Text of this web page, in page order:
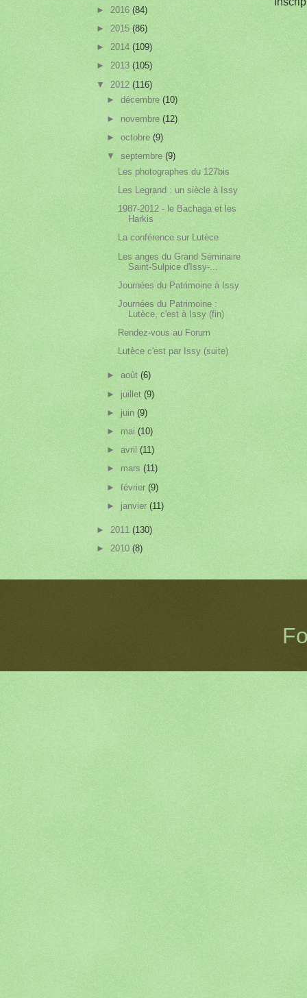
► 2016 (84)
► 2015 (86)
► 2014 (109)
► 2013 (105)
▼ 2012 (116)
►décembre(10)
► novembre(12)
►octobre(9)
▼septembre(9)
Les photographes du 127bis
Les Legrand : un siècle à Issy
1987-2012 - le Bachaga et les
Harkis
La conférence sur Lutèce
Les anges du Grand Séminaire
Saint-Sulpice d'Issy-...
Journées du Patrimoine à Issy
Journées du Patrimoine :
Lutèce, c'est à Issy (fin)
Rendez-vous au Forum
Lutèce c'est par Issy (suite)
►août(6)
►juillet(9)
► juin(9)
► mai(10)
►avril(11)
►mars(11)
►février(9)
► janvier(11)
► 2011 (130)
► 2010 (8)